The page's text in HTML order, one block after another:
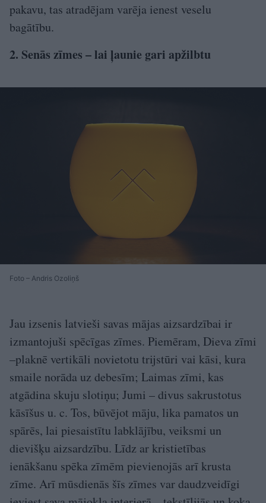
pakavu, tas atradējam varēja ienest veselu
bagātību.
2. Senās zīmes – lai ļaunie gari apžilbtu
Foto – Andris Ozoliņš
Jau izsenis latvieši savas mājas aizsardzībai ir
izmantojuši spēcīgas zīmes. Piemēram, Dieva zīmi
–plaknē vertikāli novietotu trijstūri vai kāsi, kura
smaile norāda uz debesīm; Laimas zīmi, kas
atgādina skuju slotiņu; Jumi – divus sakrustotus
kāsīšus u. c. Tos, būvējot māju, lika pamatos un
spārēs, lai piesaistītu labklājību, veiksmi un
dievišķu aizsardzību. Līdz ar kristietības
ienākšanu spēka zīmēm pievienojās arī krusta
zīme. Arī mūsdienās šīs zīmes var daudzveidīgi